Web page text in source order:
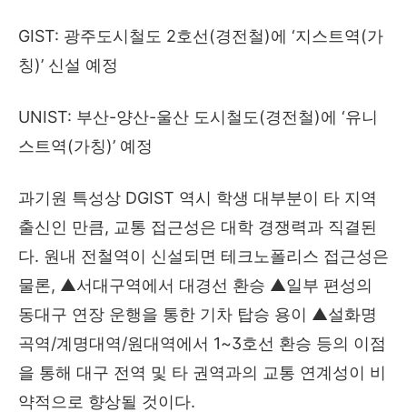
GIST: 광주도시철도 2호선(경전철)에 ‘지스트역(가
칭)’ 신설 예정
UNIST: 부산-양산-울산 도시철도(경전철)에 ‘유니
스트역(가칭)’ 예정
과기원 특성상 DGIST 역시 학생 대부분이 타 지역
출신인 만큼, 교통 접근성은 대학 경쟁력과 직결된
다. 원내 전철역이 신설되면 테크노폴리스 접근성은
물론, ▲서대구역에서 대경선 환승 ▲일부 편성의
동대구 연장 운행을 통한 기차 탑승 용이 ▲설화명
곡역/계명대역/원대역에서 1~3호선 환승 등의 이점
을 통해 대구 전역 및 타 권역과의 교통 연계성이 비
약적으로 향상될 것이다.